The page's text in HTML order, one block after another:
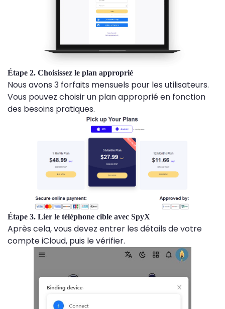
Étape 2. Choisissez le plan approprié
Nous avons 3 forfaits mensuels pour les utilisateurs.
Vous pouvez choisir un plan approprié en fonction
des besoins pratiques.
Étape 3. Lier le téléphone cible avec SpyX
Après cela, vous devez entrer les détails de votre
compte iCloud, puis le vérifier.